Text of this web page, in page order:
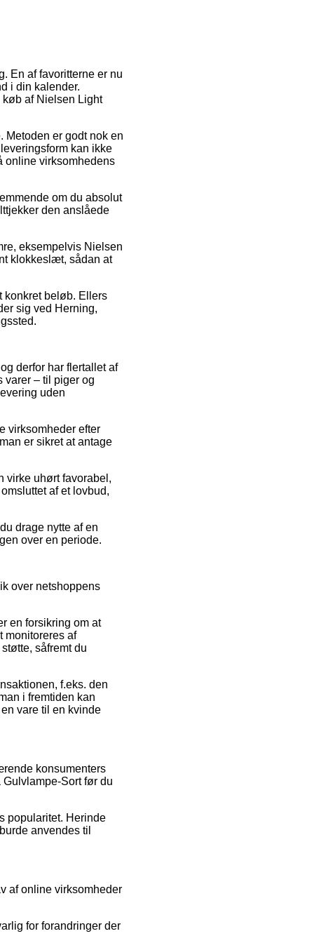
En af favoritterne er nu
i din kalender.
køb af Nielsen Light
Metoden er godt nok en
kan ikke
online virksomhedens
om du absolut
den anslåede
eksempelvis Nielsen
klokkeslæt, sådan at
konkret beløb. Ellers
sig ved Herning,
derfor har flertallet af
varer – til piger og
uden
virksomheder efter
er sikret at antage
virke uhørt favorabel,
af et lovbud,
drage nytte af en
over en periode.
over netshoppens
en forsikring om at
monitoreres af
såfremt du
f.eks. den
i fremtiden kan
vare til en kvinde
konsumenters
Sort før du
popularitet. Herinde
anvendes til
af online virksomheder
for forandringer der